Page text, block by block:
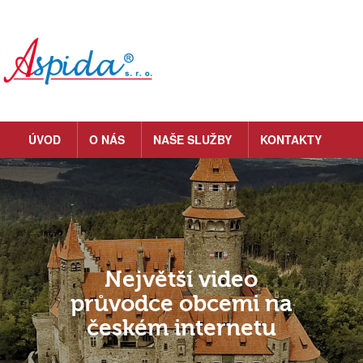
ÚVOD O NÁS NAŠE SLUŽBY KONTAKTY
Největší video
průvodce obcemi na
českém internetu